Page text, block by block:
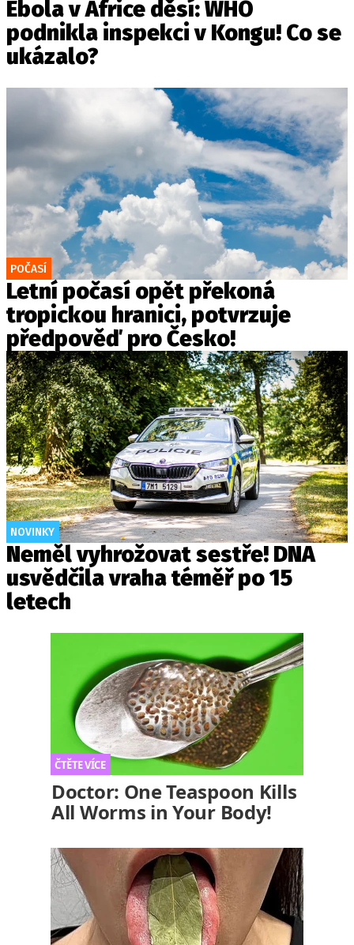
Ebola v Africe děsí: WHO
podnikla inspekci v Kongu! Co se
ukázalo?
POČASÍ
Letní počasí opět překoná
tropickou hranici, potvrzuje
předpověď pro Česko!
NOVINKY
Neměl vyhrožovat sestře! DNA
usvědčila vraha téměř po 15
letech
Doctor: One Teaspoon Kills
All Worms in Your Body!